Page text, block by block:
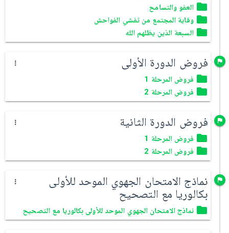
العفو والتسامح
وقاية المجتمع من تفشي الفواحش
السبعة الذين يظلهم الله
فروض الدورة الأولى
فروض المرحلة 1
فروض المرحلة 2
فروض الدورة الثانية
فروض المرحلة 1
فروض المرحلة 2
نماذج الامتحان الجهوي الموحد للأولى
بكالوريا مع التصحيح
نماذج الامتحان الجهوي الموحد للأولى بكالوريا مع التصحيح